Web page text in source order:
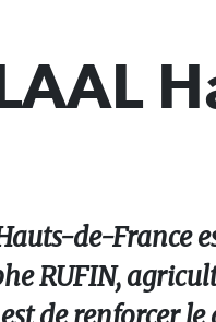
de-France
RUFIN,